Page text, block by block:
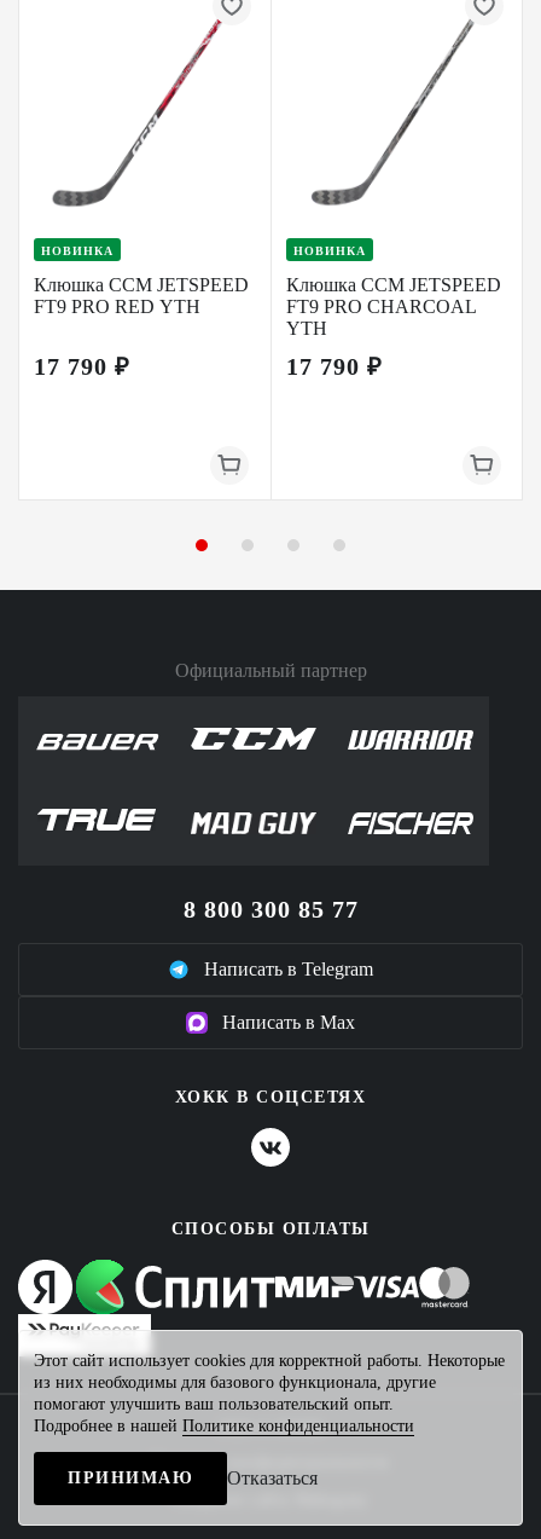
НОВИНКА
Клюшка CCM JETSPEED
FT9 PRO RED YTH
17 790 ₽
НОВИНКА
Клюшка CCM JETSPEED
FT9 PRO CHARCOAL
YTH
17 790 ₽
Официальный партнер
8 800 300 85 77
Написать в Telegram
Написать в Max
ХОКК В СОЦСЕТЯХ
СПОСОБЫ ОПЛАТЫ
2026 © ХОКК
Создание сайта
Этот сайт использует cookies для корректной работы. Некоторые
из них необходимы для базового функционала, другие
помогают улучшить ваш пользовательский опыт.
Подробнее в нашей Политике конфиденциальности
ПРИНИМАЮ Отказаться